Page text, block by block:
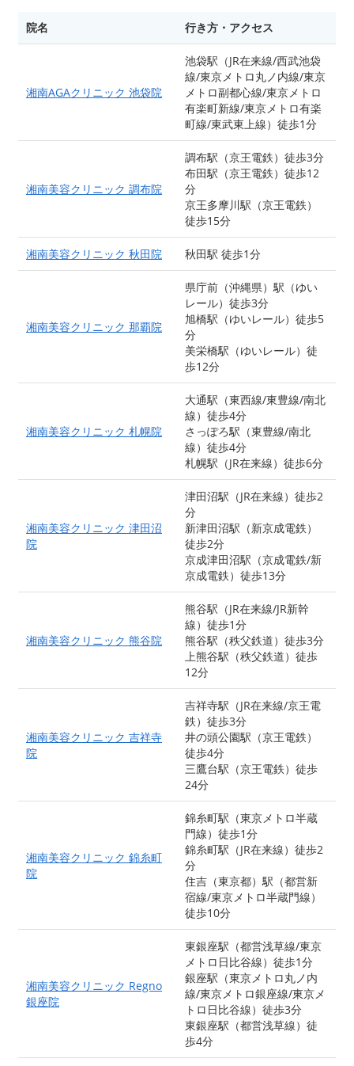
院名 行き方・アクセス
湘南AGAクリニック 池袋院
池袋駅（JR在来線/西武池袋
線/東京メトロ丸ノ内線/東京
メトロ副都心線/東京メトロ
有楽町新線/東京メトロ有楽
町線/東武東上線）徒歩1分
湘南美容クリニック 調布院
調布駅（京王電鉄）徒歩3分
布田駅（京王電鉄）徒歩12
分
京王多摩川駅（京王電鉄）
徒歩15分
湘南美容クリニック 秋田院 秋田駅 徒歩1分
湘南美容クリニック 那覇院
県庁前（沖縄県）駅（ゆい
レール）徒歩3分
旭橋駅（ゆいレール）徒歩5
分
美栄橋駅（ゆいレール）徒
歩12分
湘南美容クリニック 札幌院
大通駅（東西線/東豊線/南北
線）徒歩4分
さっぽろ駅（東豊線/南北
線）徒歩4分
札幌駅（JR在来線）徒歩6分
湘南美容クリニック 津田沼
院
津田沼駅（JR在来線）徒歩2
分
新津田沼駅（新京成電鉄）
徒歩2分
京成津田沼駅（京成電鉄/新
京成電鉄）徒歩13分
湘南美容クリニック 熊谷院
熊谷駅（JR在来線/JR新幹
線）徒歩1分
熊谷駅（秩父鉄道）徒歩3分
上熊谷駅（秩父鉄道）徒歩
12分
湘南美容クリニック 吉祥寺
院
吉祥寺駅（JR在来線/京王電
鉄）徒歩3分
井の頭公園駅（京王電鉄）
徒歩4分
三鷹台駅（京王電鉄）徒歩
24分
湘南美容クリニック 錦糸町
院
錦糸町駅（東京メトロ半蔵
門線）徒歩1分
錦糸町駅（JR在来線）徒歩2
分
住吉（東京都）駅（都営新
宿線/東京メトロ半蔵門線）
徒歩10分
湘南美容クリニック Regno
銀座院
東銀座駅（都営浅草線/東京
メトロ日比谷線）徒歩1分
銀座駅（東京メトロ丸ノ内
線/東京メトロ銀座線/東京メ
トロ日比谷線）徒歩3分
東銀座駅（都営浅草線）徒
歩4分